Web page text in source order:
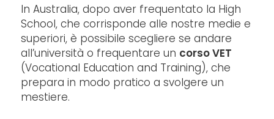
In Australia, dopo aver frequentato la High
School, che corrisponde alle nostre medie e
superiori, è possibile scegliere se andare
all’università o frequentare un corso VET
(Vocational Education and Training), che
prepara in modo pratico a svolgere un
mestiere.